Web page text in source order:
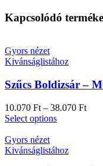
Kapcsolódó
Gyors nézet
Kivánságlistához
Szűcs Boldizsár –
10.070 Ft – 38.070 Ft
Select options
Gyors nézet
Kivánságlistához